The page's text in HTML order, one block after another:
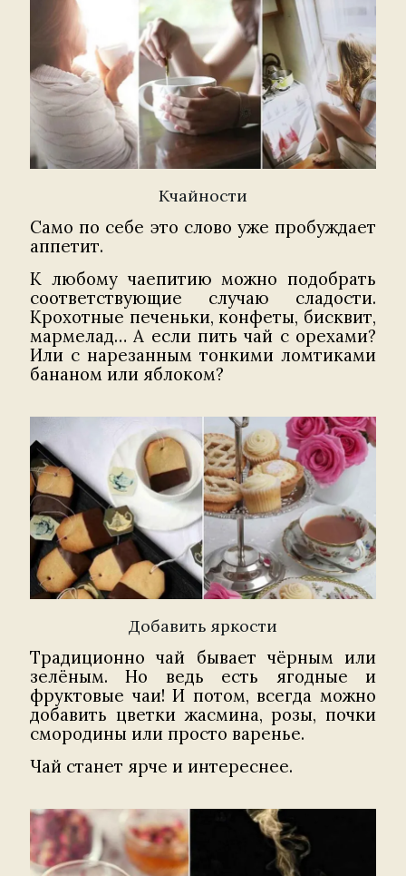
Кчайности
Само по себе это слово уже пробуждает
аппетит.
К любому чаепитию можно подобрать
соответствующие случаю сладости.
Крохотные печеньки, конфеты, бисквит,
мармелад… А если пить чай с орехами?
Или с нарезанным тонкими ломтиками
бананом или яблоком?
Добавить яркости
Традиционно чай бывает чёрным или
зелёным. Но ведь есть ягодные и
фруктовые чаи! И потом, всегда можно
добавить цветки жасмина, розы, почки
смородины или просто варенье.
Чай станет ярче и интереснее.